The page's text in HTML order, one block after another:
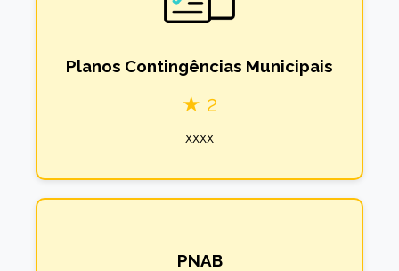
Planos Contingências Municipais
★ 2
xxxx
PNAB